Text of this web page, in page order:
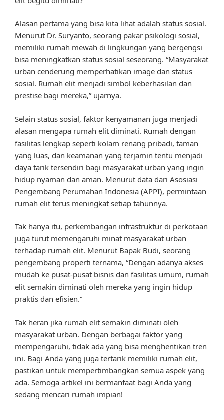
Alasan pertama yang bisa kita lihat adalah status sosial.
Menurut Dr. Suryanto, seorang pakar psikologi sosial,
memiliki rumah mewah di lingkungan yang bergengsi
bisa meningkatkan status sosial seseorang. “Masyarakat
urban cenderung memperhatikan image dan status
sosial. Rumah elit menjadi simbol keberhasilan dan
prestise bagi mereka,” ujarnya.
Selain status sosial, faktor kenyamanan juga menjadi
alasan mengapa rumah elit diminati. Rumah dengan
fasilitas lengkap seperti kolam renang pribadi, taman
yang luas, dan keamanan yang terjamin tentu menjadi
daya tarik tersendiri bagi masyarakat urban yang ingin
hidup nyaman dan aman. Menurut data dari Asosiasi
Pengembang Perumahan Indonesia (APPI), permintaan
rumah elit terus meningkat setiap tahunnya.
Tak hanya itu, perkembangan infrastruktur di perkotaan
juga turut memengaruhi minat masyarakat urban
terhadap rumah elit. Menurut Bapak Budi, seorang
pengembang properti ternama, “Dengan adanya akses
mudah ke pusat-pusat bisnis dan fasilitas umum, rumah
elit semakin diminati oleh mereka yang ingin hidup
praktis dan efisien.”
Tak heran jika rumah elit semakin diminati oleh
masyarakat urban. Dengan berbagai faktor yang
mempengaruhi, tidak ada yang bisa menghentikan tren
ini. Bagi Anda yang juga tertarik memiliki rumah elit,
pastikan untuk mempertimbangkan semua aspek yang
ada. Semoga artikel ini bermanfaat bagi Anda yang
sedang mencari rumah impian!